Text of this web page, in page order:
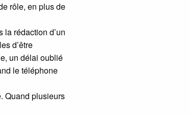
rôle, en plus de
rédaction d’un
d’être
un délai oublié
le téléphone
Quand plusieurs